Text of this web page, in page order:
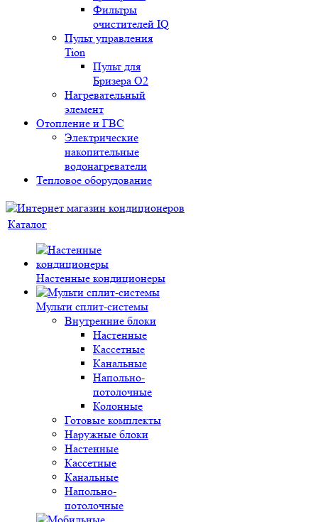
Фильтры
очистителей IQ
Пульт управления
Tion
Пульт для
Бризера O2
Нагревательный
элемент
Отопление и ГВС
Электрические
накопительные
водонагреватели
Тепловое оборудование
Каталог
Настенные кондиционеры
Мульти сплит-системы
Внутренние блоки
Настенные
Кассетные
Канальные
Напольно-
потолочные
Колонные
Готовые комплекты
Наружные блоки
Настенные
Кассетные
Канальные
Напольно-
потолочные